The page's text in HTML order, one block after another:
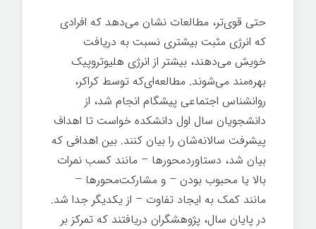
حتی قوی‌تر، مطالعات نشان می‌دهد که افرادی
که انرژی مثبت بیشتری نسبت به دریافت
خویش می‌دهند، بیشتر از انرژی هلیوتروپیک
بهره‌مند می‌شوند. مطالعه‌ای‌که توسط کراکر،
روانشناس اجتماعی پیشگام انجام شد، از
دانشجویان سال اول دانشکده خواست تا اهداف
پیشرفت سالانه‌شان را بیان کنند. بین اهدافی که
بیان شد، دستاوردمحورها – مانند کسب نمرات
بالا یا محبوب بودن – و مشارکت‌محور‌ها –
مانند کمک به ایجاد تفاوت – از یکدیگر جدا شد.
در پایان سال، پژوهشگران دریافتند که تمرکز بر